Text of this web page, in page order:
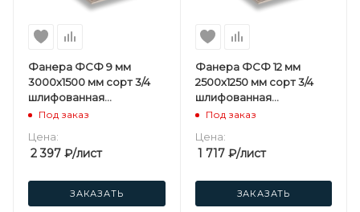
Фанера ФСФ 9 мм
3000х1500 мм сорт 3/4
шлифованная
березовая
Под заказ
Цена:
2 397 ₽/лист
ЗАКАЗАТЬ
Фанера ФСФ 12 мм
2500х1250 мм сорт 3/4
шлифованная
березовая
Под заказ
Цена:
1 717₽/лист
ЗАКАЗАТЬ